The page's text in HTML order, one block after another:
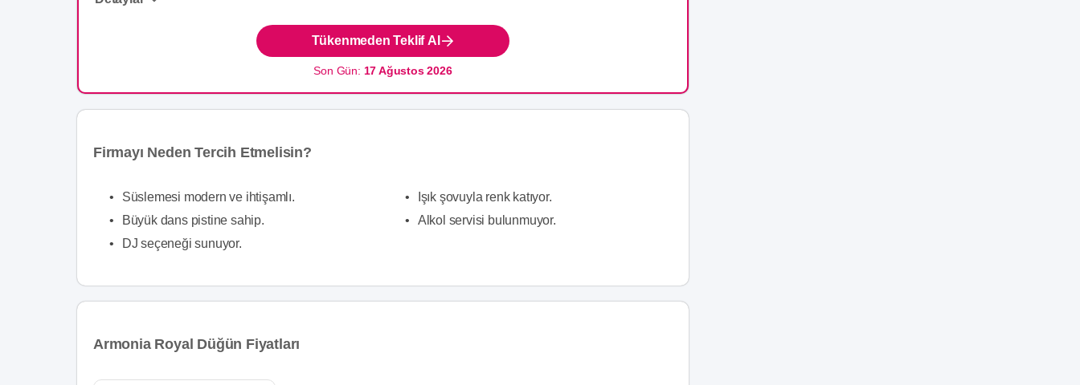
Tükenmeden Teklif Al
Son Gün: 17 Ağustos 2026
Firmayı Neden Tercih Etmelisin?
•
Süslemesi modern ve ihtişamlı.
•
Büyük dans pistine sahip.
•
DJ seçeneği sunuyor.
•
Işık şovuyla renk katıyor.
•
Alkol servisi bulunmuyor.
Armonia Royal Düğün Fiyatları